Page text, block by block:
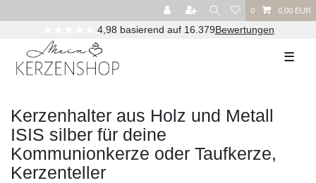
0 0,00 EUR
4,98 basierend auf 16.379Bewertungen
☰
Kerzenhalter aus Holz und Metall
ISIS silber für deine
Kommunionkerze oder Taufkerze,
Kerzenteller